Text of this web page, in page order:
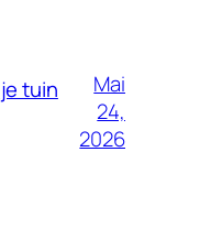
tuin
Mai
24,
2026